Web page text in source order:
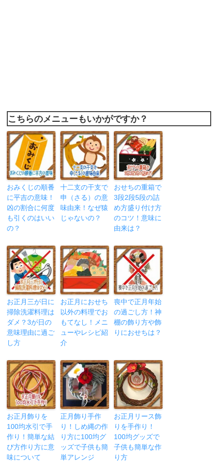
こちらのメニューもいかがですか？
おみくじの順番
に平吉の意味！
凶の割合に何度
も引くのはいい
の？
十二支の干支で
申（さる）の意
味由来！なぜ猿
じゃないの？
おせちの重箱で
3段2段5段の詰
め方盛り付け方
のコツ！意味に
由来は？
お正月三が日に
掃除洗濯料理は
ダメ？3が日の
意味理由に過ご
し方
お正月におせち
以外の料理でお
もてなし！メニ
ューやレシピ紹
介
喪中で正月年始
の過ごし方！神
棚の飾り方や飾
りにおせちは？
お正月飾りを
100均水引で手
作り！簡単な結
び方作り方に意
味について
正月飾り手作
り！しめ縄の作
り方に100均グ
ッズで子供も簡
単アレンジ
お正月リース飾
りを手作り！
100均グッズで
子供も簡単な作
り方